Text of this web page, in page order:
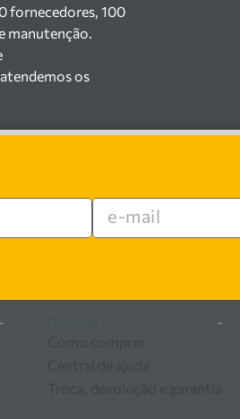
fornecedores, 100
manutenção.
os
entrega.
de
Encontre
-
-